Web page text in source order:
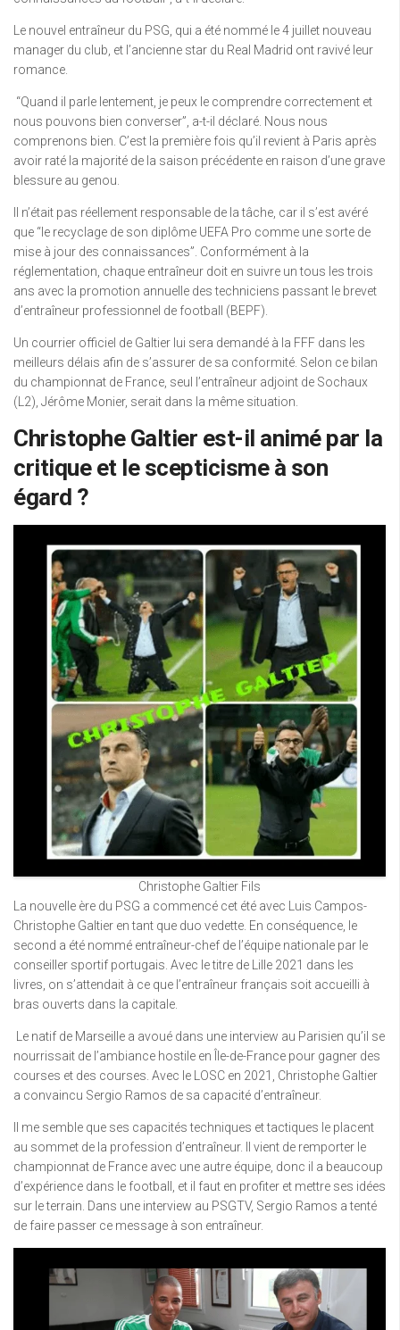
Le nouvel entraîneur du PSG, qui a été nommé le 4 juillet nouveau
manager du club, et l’ancienne star du Real Madrid ont ravivé leur
romance.
“Quand il parle lentement, je peux le comprendre correctement et
nous pouvons bien converser”, a-t-il déclaré. Nous nous
comprenons bien. C’est la première fois qu’il revient à Paris après
avoir raté la majorité de la saison précédente en raison d’une grave
blessure au genou.
Il n’était pas réellement responsable de la tâche, car il s’est avéré
que “le recyclage de son diplôme UEFA Pro comme une sorte de
mise à jour des connaissances”. Conformément à la
réglementation, chaque entraîneur doit en suivre un tous les trois
ans avec la promotion annuelle des techniciens passant le brevet
d’entraîneur professionnel de football (BEPF).
Un courrier officiel de Galtier lui sera demandé à la FFF dans les
meilleurs délais afin de s’assurer de sa conformité. Selon ce bilan
du championnat de France, seul l’entraîneur adjoint de Sochaux
(L2), Jérôme Monier, serait dans la même situation.
Christophe Galtier est-il animé par la
critique et le scepticisme à son
égard ?
Christophe Galtier Fils
La nouvelle ère du PSG a commencé cet été avec Luis Campos-
Christophe Galtier en tant que duo vedette. En conséquence, le
second a été nommé entraîneur-chef de l’équipe nationale par le
conseiller sportif portugais. Avec le titre de Lille 2021 dans les
livres, on s’attendait à ce que l’entraîneur français soit accueilli à
bras ouverts dans la capitale.
Le natif de Marseille a avoué dans une interview au Parisien qu’il se
nourrissait de l’ambiance hostile en Île-de-France pour gagner des
courses et des courses. Avec le LOSC en 2021, Christophe Galtier
a convaincu Sergio Ramos de sa capacité d’entraîneur.
Il me semble que ses capacités techniques et tactiques le placent
au sommet de la profession d’entraîneur. Il vient de remporter le
championnat de France avec une autre équipe, donc il a beaucoup
d’expérience dans le football, et il faut en profiter et mettre ses idées
sur le terrain. Dans une interview au PSGTV, Sergio Ramos a tenté
de faire passer ce message à son entraîneur.